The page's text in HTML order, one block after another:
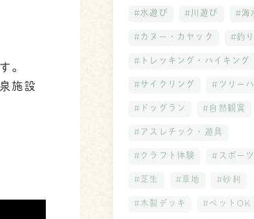
。
施設
#水遊び #川遊び #海
#カヌー・カヤック #釣り
#トレッキング・ハイキング
#サイクリング #ツリー
#ドッグラン #自然観賞
#アスレチック・遊具
#クラフト体験 #スポーツ
#芝生 #草地 #砂利
#木製デッキ #ペットOK